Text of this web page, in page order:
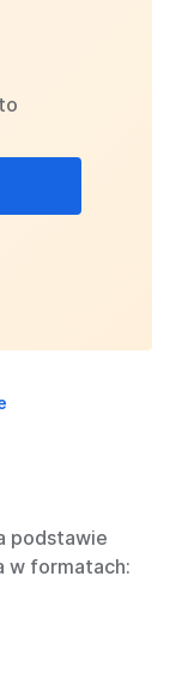
podstawie
w formatach: